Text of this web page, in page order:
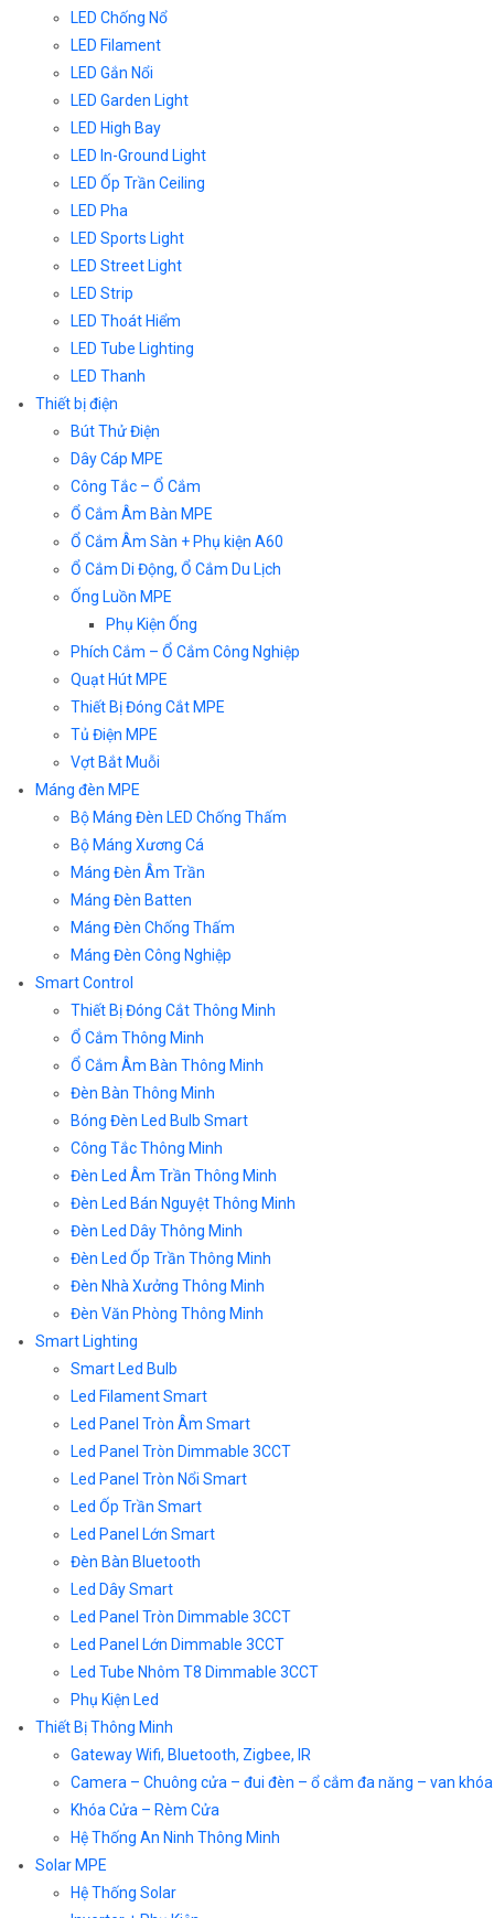
LED Chống Nổ
LED Filament
LED Gắn Nổi
LED Garden Light
LED High Bay
LED In-Ground Light
LED Ốp Trần Ceiling
LED Pha
LED Sports Light
LED Street Light
LED Strip
LED Thoát Hiểm
LED Tube Lighting
LED Thanh
Thiết bị điện
Bút Thử Điện
Dây Cáp MPE
Công Tắc – Ổ Cắm
Ổ Cắm Âm Bàn MPE
Ổ Cắm Âm Sàn + Phụ kiện A60
Ổ Cắm Di Động, Ổ Cắm Du Lịch
Ống Luồn MPE
Phụ Kiện Ống
Phích Cắm – Ổ Cắm Công Nghiệp
Quạt Hút MPE
Thiết Bị Đóng Cắt MPE
Tủ Điện MPE
Vợt Bắt Muỗi
Máng đèn MPE
Bộ Máng Đèn LED Chống Thấm
Bộ Máng Xương Cá
Máng Đèn Âm Trần
Máng Đèn Batten
Máng Đèn Chống Thấm
Máng Đèn Công Nghiệp
Smart Control
Thiết Bị Đóng Cắt Thông Minh
Ổ Cắm Thông Minh
Ổ Cắm Âm Bàn Thông Minh
Đèn Bàn Thông Minh
Bóng Đèn Led Bulb Smart
Công Tắc Thông Minh
Đèn Led Âm Trần Thông Minh
Đèn Led Bán Nguyệt Thông Minh
Đèn Led Dây Thông Minh
Đèn Led Ốp Trần Thông Minh
Đèn Nhà Xưởng Thông Minh
Đèn Văn Phòng Thông Minh
Smart Lighting
Smart Led Bulb
Led Filament Smart
Led Panel Tròn Âm Smart
Led Panel Tròn Dimmable 3CCT
Led Panel Tròn Nổi Smart
Led Ốp Trần Smart
Led Panel Lớn Smart
Đèn Bàn Bluetooth
Led Dây Smart
Led Panel Tròn Dimmable 3CCT
Led Panel Lớn Dimmable 3CCT
Led Tube Nhôm T8 Dimmable 3CCT
Phụ Kiện Led
Thiết Bị Thông Minh
Gateway Wifi, Bluetooth, Zigbee, IR
Camera – Chuông cửa – đui đèn – ổ cắm đa năng – van khóa
Khóa Cửa – Rèm Cửa
Hệ Thống An Ninh Thông Minh
Solar MPE
Hệ Thống Solar